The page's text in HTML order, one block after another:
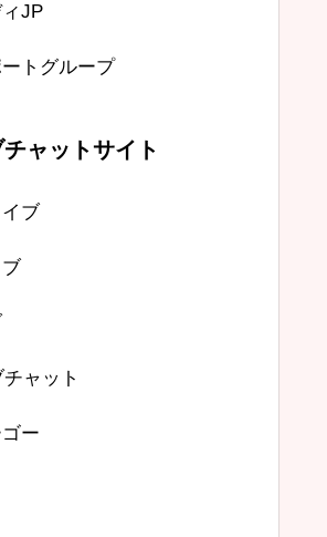
JP
トグループ
ャットサイト
ブ
ャット
ー